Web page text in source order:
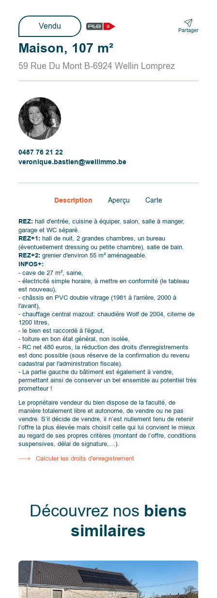
Vendu Partager
Maison, 107 m²
59 Rue Du Mont B-6924 Wellin Lomprez
0487 76 21 22
veronique.bastien@wellimmo.be
Description Aperçu Carte
REZ: hall d'entrée, cuisine à équiper, salon, salle à manger,
garage et WC séparé.
REZ+1: hall de nuit, 2 grandes chambres, un bureau
(éventuellement dressing ou petite chambre), salle de bain.
REZ+2: grenier d'environ 55 m² aménageable.
INFOS+:
- cave de 27 m², saine,
- électricité simple horaire, à mettre en conformité (le tableau
est nouveau),
- châssis en PVC double vitrage (1981 à l'arrière, 2000 à
l'avant),
- chauffage central mazout: chaudière Wolf de 2004, citerne de
1200 litres,
- le bien est raccordé à l'égout,
- toiture en bon état général, non isolée,
- RC net 480 euros, la réduction des droits d'enregistrements
est donc possible (sous réserve de la confirmation du revenu
cadastral par l'administration fiscale).
- La partie gauche du bâtiment est également à vendre,
permettant ainsi de conserver un bel ensemble au potentiel très
prometteur !
Le propriétaire vendeur du bien dispose de la faculté, de
manière totalement libre et autonome, de vendre ou ne pas
vendre. S’il décide de vendre, il n’est nullement tenu de retenir
l’offre la plus élevée mais choisit celle qui lui convient le mieux
au regard de ses propres critères (montant de l’offre, conditions
suspensives, délai de signature,…).
Calculer les droits d'enregistrement
Découvrez nos biens
similaires